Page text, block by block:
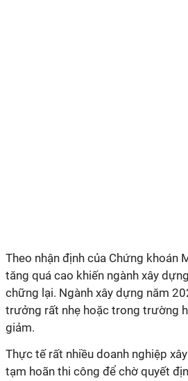
Theo nhận định của Chứng khoán
tăng quá cao khiến ngành xây
chững lại. Ngành xây dựng năm
trưởng rất nhẹ hoặc trong trường
giảm.
Thực tế rất nhiều doanh nghiệp
tạm hoãn thi công để chờ quyết